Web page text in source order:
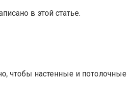
в этой статье.
чтобы настенные и потолочные